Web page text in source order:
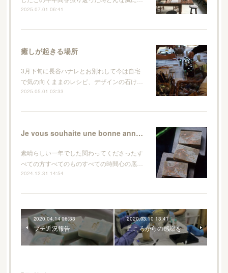
2025.07.01 06:41
癒しが起きる場所
3月下旬に長谷ハナレとお別れして今は自宅
で気の向くままのレシピ、デザインの石け…
2025.05.01 03:33
Je vous souhaite une bonne année !
素晴らしい一年でした関わってくださったす
べての方すべてのものすべての時間心の底…
2024.12.31 14:54
2020.04.14 06:33
プチ近況報告
2020.03.10 13:41
こころからの感謝を